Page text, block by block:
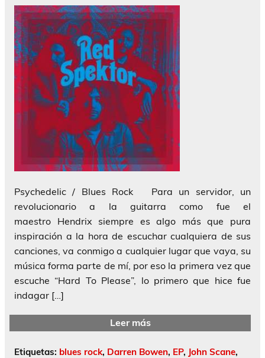
Psychedelic / Blues Rock Para un servidor, un
revolucionario a la guitarra como fue el
maestro Hendrix siempre es algo más que pura
inspiración a la hora de escuchar cualquiera de sus
canciones, va conmigo a cualquier lugar que vaya, su
música forma parte de mí, por eso la primera vez que
escuche “Hard To Please”, lo primero que hice fue
indagar […]
Leer más
Etiquetas: blues rock, Darren Bowen, EP, John Scane,